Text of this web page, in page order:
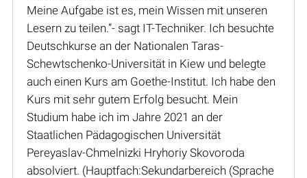
Meine Aufgabe ist es, mein Wissen mit unseren
Lesern zu teilen.“- sagt IT-Techniker. Ich besuchte
Deutschkurse an der Nationalen Taras-
Schewtschenko-Universität in Kiew und belegte
auch einen Kurs am Goethe-Institut. Ich habe den
Kurs mit sehr gutem Erfolg besucht. Mein
Studium habe ich im Jahre 2021 an der
Staatlichen Pädagogischen Universität
Pereyaslav-Chmelnizki Hryhoriy Skovoroda
absolviert. (Hauptfach:Sekundarbereich (Sprache